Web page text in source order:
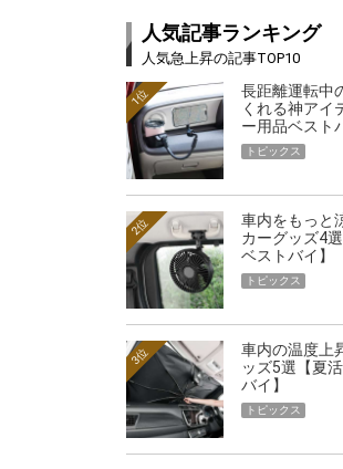
人気記事ランキング
人気急上昇の記事TOP10
長距離運転中
くれる神アイ
ー用品ベスト
1位
トピックス
車内をもっと
カーグッズ4
ベストバイ】
2位
トピックス
車内の温度上
ッズ5選【夏
バイ】
3位
トピックス